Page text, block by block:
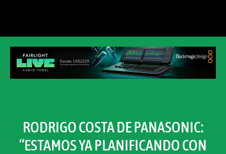
RODRIGO COSTA DE PANASONIC:
“ESTAMOS YA PLANIFICANDO CON